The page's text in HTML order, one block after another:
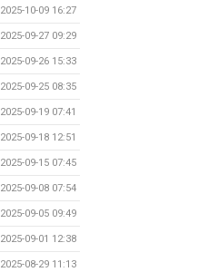
2025-10-09 16:27
2025-09-27 09:29
2025-09-26 15:33
2025-09-25 08:35
2025-09-19 07:41
2025-09-18 12:51
2025-09-15 07:45
2025-09-08 07:54
2025-09-05 09:49
2025-09-01 12:38
2025-08-29 11:13